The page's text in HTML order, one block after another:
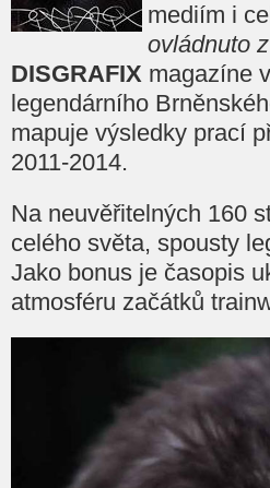
mediím i
ovládnuto
DISGRAFIX magazíne
legendárního
mapuje výsledky prací
2011-2014.
Na neuvěřitelných 160
celého světa, spousty
Jako bonus je časopis
atmosféru začátků